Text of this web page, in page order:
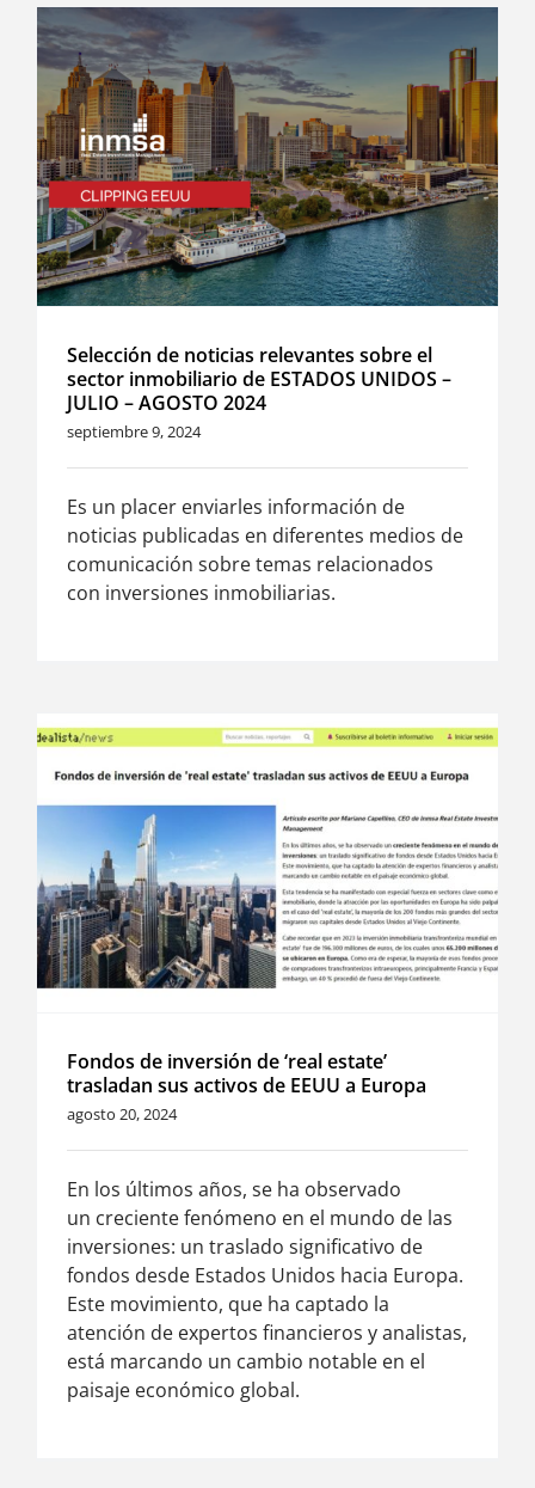
Selección de noticias relevantes sobre el
sector inmobiliario de ESTADOS UNIDOS –
JULIO – AGOSTO 2024
septiembre 9, 2024
Es un placer enviarles información de
noticias publicadas en diferentes medios de
comunicación sobre temas relacionados
con inversiones inmobiliarias.
Fondos de inversión de ‘real estate’
trasladan sus activos de EEUU a Europa
agosto 20, 2024
En los últimos años, se ha observado
un creciente fenómeno en el mundo de las
inversiones: un traslado significativo de
fondos desde Estados Unidos hacia Europa.
Este movimiento, que ha captado la
atención de expertos financieros y analistas,
está marcando un cambio notable en el
paisaje económico global.